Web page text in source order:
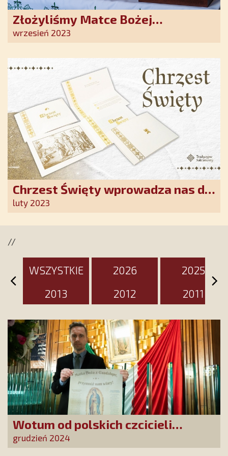
Złożyliśmy Matce Bożej
Ostrobramskiej pozłacane wotum
wrzesień 2023
Chrzest Święty wprowadza nas do
wspólnoty Kościoła. Nasz pakiet
luty 2023
//
WSZYSTKIE 2026
2025
2013
2012 2011
Wotum od polskich czcicieli
złożone w Guadalupe
grudzień 2024